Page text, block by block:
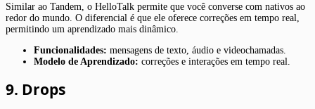
Similar ao Tandem, o HelloTalk permite que você converse com nativos ao
redor do mundo. O diferencial é que ele oferece correções em tempo real,
permitindo um aprendizado mais dinâmico.
Funcionalidades: mensagens de texto, áudio e videochamadas.
Modelo de Aprendizado: correções e interações em tempo real.
9. Drops